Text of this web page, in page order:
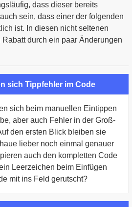
dass dieser bereits
sein, dass einer der folgenden
ist. In diesen nicht seltenen
durch ein paar Änderungen
sich Tippfehler im Code
sich beim manuellen Eintippen
aber auch Fehler in der Groß-
den ersten Blick bleiben sie
lieber noch einmal genauer
auch den kompletten Code
Leerzeichen beim Einfügen
mit ins Feld gerutscht?